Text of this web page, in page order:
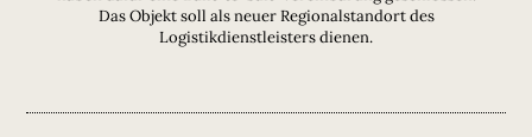
Das Objekt soll als neuer Regionalstandort des
Logistikdienstleisters dienen.